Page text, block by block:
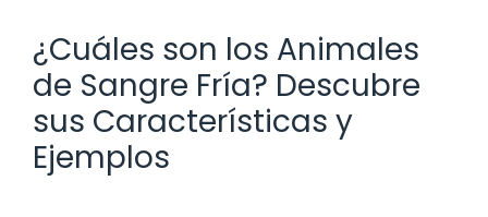
¿Cuáles son los Animales
de Sangre Fría? Descubre
sus Características y
Ejemplos